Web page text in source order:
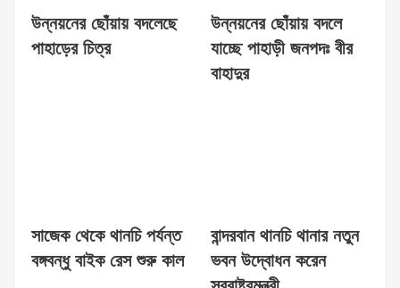
উন্নয়নের ছোঁয়ায় বদলেছে
পাহাড়ের চিত্র
উন্নয়নের ছোঁয়ায় বদলে
যাচ্ছে পাহাড়ী জনপদঃ বীর
বাহাদুর
সাজেক থেকে থানচি পর্যন্ত
বঙ্গবন্ধু বাইক রেস শুরু কাল
বান্দরবান থানচি থানার নতুন
ভবন উদ্বোধন করেন